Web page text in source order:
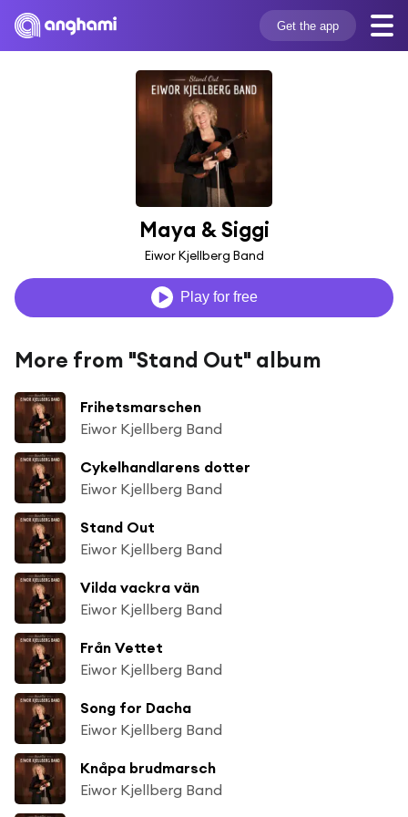
Get the app
Maya & Siggi
Eiwor Kjellberg Band
Play for free
More from "Stand Out" album
Frihetsmarschen
Eiwor Kjellberg Band
Cykelhandlarens dotter
Eiwor Kjellberg Band
Stand Out
Eiwor Kjellberg Band
Vilda vackra vän
Eiwor Kjellberg Band
Från Vettet
Eiwor Kjellberg Band
Song for Dacha
Eiwor Kjellberg Band
Knåpa brudmarsch
Eiwor Kjellberg Band